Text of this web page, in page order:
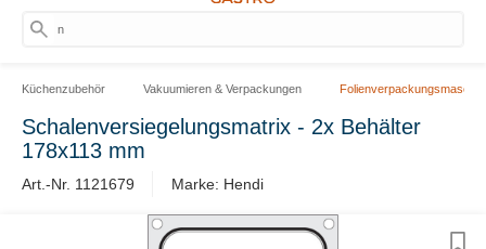
nac
Küchenzubehör Vakuumieren & Verpackungen
Schalenversiegelungsmatrix - 2x Behälter
178x113 mm
Art.-Nr. ​1121679 Marke: Hendi